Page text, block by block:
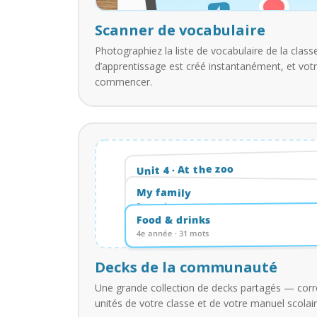
Scanner de vocabulaire
Photographiez la liste de vocabulaire de la
d’apprentissage est créé instantanément, et
commencer.
Unit 4 · At the zoo
My family
3e année · 18 mots
Food & drinks
4e année · 31 mots
Decks de la communauté
Une grande collection de decks partagés —
unités de votre classe et de votre manuel